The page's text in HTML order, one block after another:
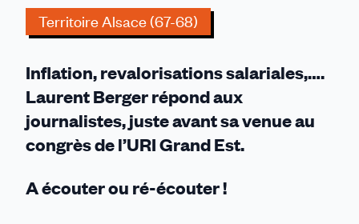
Territoire Alsace (67-68)
Inflation, revalorisations salariales,….
Laurent Berger répond aux
journalistes, juste avant sa venue au
congrès de l’URI Grand Est.
A écouter ou ré-écouter !